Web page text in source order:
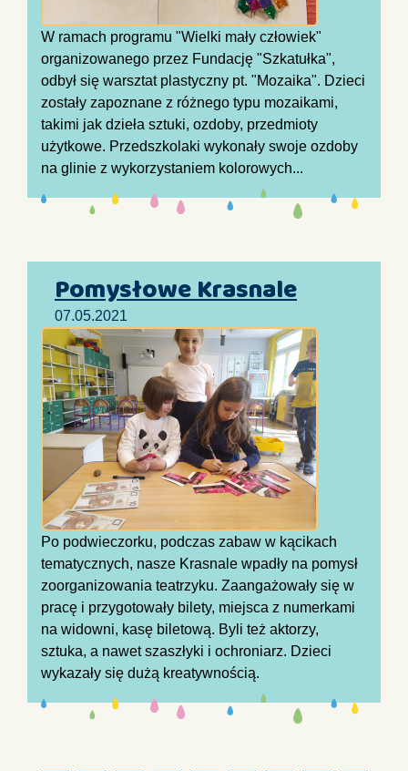
W ramach programu "Wielki mały człowiek"
organizowanego przez Fundację "Szkatułka",
odbył się warsztat plastyczny pt. "Mozaika". Dzieci
zostały zapoznane z różnego typu mozaikami,
takimi jak dzieła sztuki, ozdoby, przedmioty
użytkowe. Przedszkolaki wykonały swoje ozdoby
na glinie z wykorzystaniem kolorowych...
Pomysłowe Krasnale
07.05.2021
Po podwieczorku, podczas zabaw w kącikach
tematycznych, nasze Krasnale wpadły na pomysł
zoorganizowania teatrzyku. Zaangażowały się w
pracę i przygotowały bilety, miejsca z numerkami
na widowni, kasę biletową. Byli też aktorzy,
sztuka, a nawet szaszłyki i ochroniarz. Dzieci
wykazały się dużą kreatywnością.